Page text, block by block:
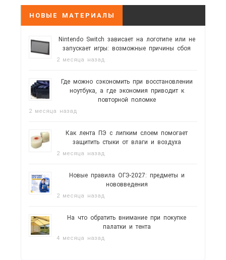
НОВЫЕ МАТЕРИАЛЫ
Nintendo Switch зависает на логотипе или не
запускает игры: возможные причины сбоя
2 месяца назад
Где можно сэкономить при восстановлении
ноутбука, а где экономия приводит к
повторной поломке
2 месяца назад
Как лента ПЭ с липким слоем помогает
защитить стыки от влаги и воздуха
2 месяца назад
Новые правила ОГЭ-2027: предметы и
нововведения
2 месяца назад
На что обратить внимание при покупке
палатки и тента
4 месяца назад